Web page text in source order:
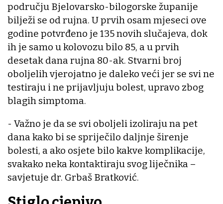
području Bjelovarsko-bilogorske županije
bilježi se od rujna. U prvih osam mjeseci ove
godine potvrđeno je 135 novih slučajeva, dok
ih je samo u kolovozu bilo 85, a u prvih
desetak dana rujna 80-ak. Stvarni broj
oboljelih vjerojatno je daleko veći jer se svi ne
testiraju i ne prijavljuju bolest, upravo zbog
blagih simptoma.
- Važno je da se svi oboljeli izoliraju na pet
dana kako bi se spriječilo daljnje širenje
bolesti, a ako osjete bilo kakve komplikacije,
svakako neka kontaktiraju svog liječnika –
savjetuje dr. Grbaš Bratković.